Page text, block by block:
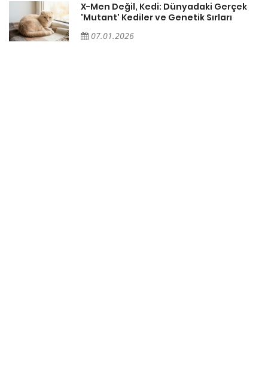
X-Men Değil, Kedi: Dünyadaki Gerçek
'Mutant' Kediler ve Genetik Sırları
07.01.2026